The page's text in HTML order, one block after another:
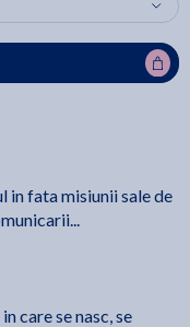
in fata misiunii sale de
care se nasc, se